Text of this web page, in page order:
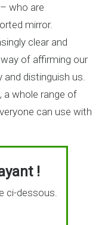
who are
mirror.
clear and
of affirming our
distinguish us.
a whole range of
can use with
!
ci-dessous.